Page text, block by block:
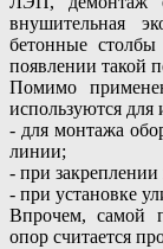
внушительная
бетонные столбы
появлении такой
Помимо
используются для
- для монтажа
линии;
- при
- при установке
Впрочем, самой
опор считается